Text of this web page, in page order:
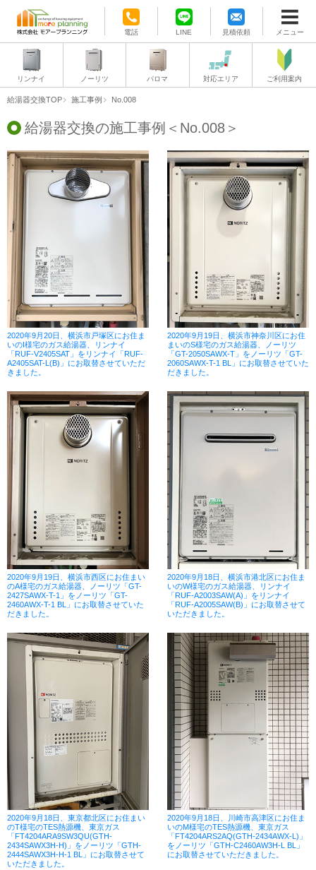
電話 LINE 見積依頼 メニュー
リンナイ ノーリツ パロマ 対応エリア ご利用案内
給湯器交換TOP 施工事例 No.008
給湯器交換の施工事例＜No.008＞
2020年9月20日、横浜市戸塚区にお住ま
いのI様宅のガス給湯器、リンナイ
「RUF-V2405SAT」をリンナイ「RUF-
A2405SAT-L(B)」にお取替させていただ
きました。
2020年9月19日、横浜市神奈川区にお住
まいのS様宅のガス給湯器、ノーリツ
「GT-2050SAWX-T」をノーリツ「GT-
2060SAWX-T-1 BL」にお取替させていた
だきました。
2020年9月19日、横浜市西区にお住まい
のA様宅のガス給湯器、ノーリツ「GT-
2427SAWX-T-1」をノーリツ「GT-
2460AWX-T-1 BL」にお取替させていた
だきました。
2020年9月18日、横浜市港北区にお住ま
いのW様宅のガス給湯器、リンナイ
「RUF-A2003SAW(A)」をリンナイ
「RUF-A2005SAW(B)」にお取替させて
いただきました。
2020年9月18日、東京都北区にお住まい
のT様宅のTES熱源機、東京ガス
「FT4204ARA9SW3QU(GTH-
2434SAWX3H-H)」をノーリツ「GTH-
2444SAWX3H-H-1 BL」にお取替させて
いただきました。
2020年9月18日、川崎市高津区にお住ま
いのM様宅のTES熱源機、東京ガス
「FT4204ARS2AQ(GTH-2434AWX-L)」
をノーリツ「GTH-C2460AW3H-L BL」
にお取替させていただきました。